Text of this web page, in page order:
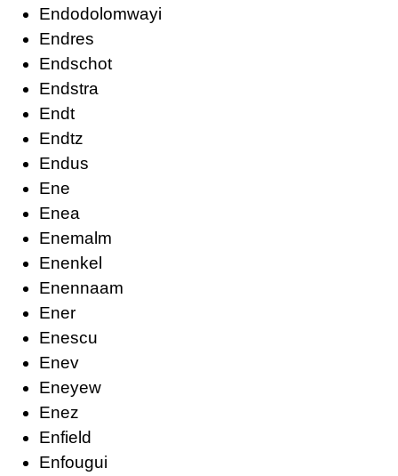
Endodolomwayi
Endres
Endschot
Endstra
Endt
Endtz
Endus
Ene
Enea
Enemalm
Enenkel
Enennaam
Ener
Enescu
Enev
Eneyew
Enez
Enfield
Enfougui